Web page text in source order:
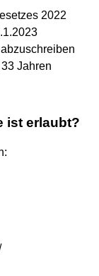
2022
Jahren
ist erlaubt?